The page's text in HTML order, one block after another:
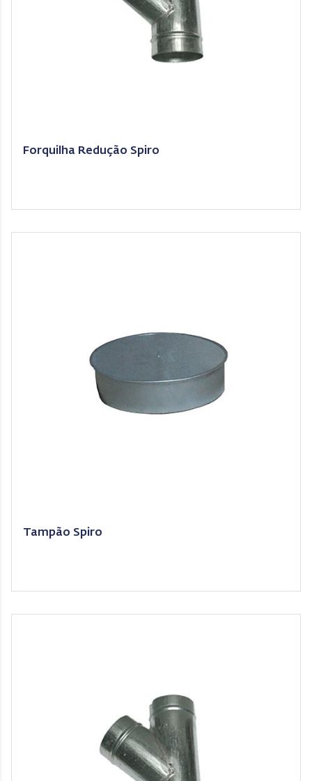
Forquilha Redução Spiro
Tampão Spiro